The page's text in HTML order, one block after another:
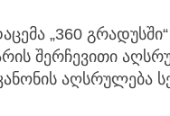
„360 გრადუსში“
შერჩევითი
აღსრულება